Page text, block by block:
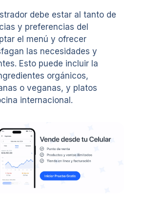
debe estar al tanto de
y preferencias del
el menú y ofrecer
las necesidades y
Esto puede incluir la
orgánicos,
o veganas, y platos
internacional.